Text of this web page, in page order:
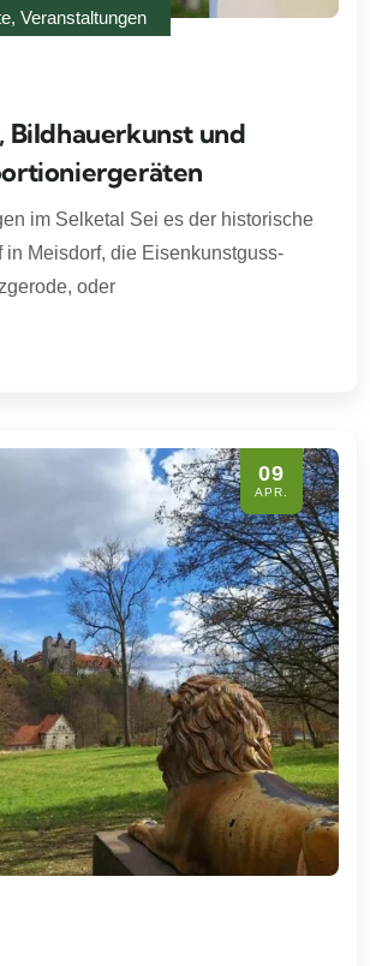
, Veranstaltungen
Bildhauerkunst und
im Selketal Sei es der historische
in Meisdorf, die Eisenkunstguss-
oder
09
APR.